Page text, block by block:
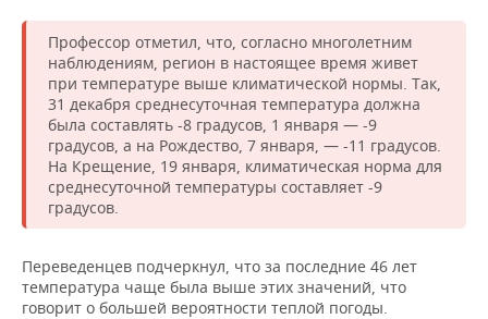
ВОЛЕЙБОЛ
КИБЕРСПОРТ
ФИГУРНОЕ КАТАНИЕ
ВОДНЫЕ ВИДЫ СПОРТА
ХОККЕЙ С МЯЧОМ
ИСТОРИЯ
КУЛЬТУРА
МЕДИЦИНА
ОБРАЗОВАНИЕ
ПРОИСШЕСТВИЯ
СПИСОК ПЕРСОН
СПИСОК КОМПАНИЙ
ПОЛНАЯ ВЕРСИЯ
Профессор отметил, что, согласно многолетним
наблюдениям, регион в настоящее время живет
при температуре выше климатической нормы. Так,
31 декабря среднесуточная температура должна
была составлять -8 градусов, 1 января — -9
градусов, а на Рождество, 7 января, — -11 градусов.
На Крещение, 19 января, климатическая норма для
среднесуточной температуры составляет -9
градусов.
Переведенцев подчеркнул, что за последние 46 лет
температура чаще была выше этих значений, что
говорит о большей вероятности теплой погоды.